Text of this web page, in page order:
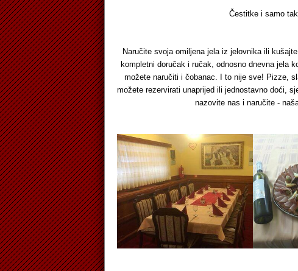
Čestitke i samo tako
Naručite svoja omiljena jela iz jelovnika ili
kompletni doručak i ručak, odnosno dnevna jela
možete naručiti i čobanac. I to nije sve! Pizze,
možete rezervirati unaprijed ili jednostavno doći,
nazovite nas i naručite -